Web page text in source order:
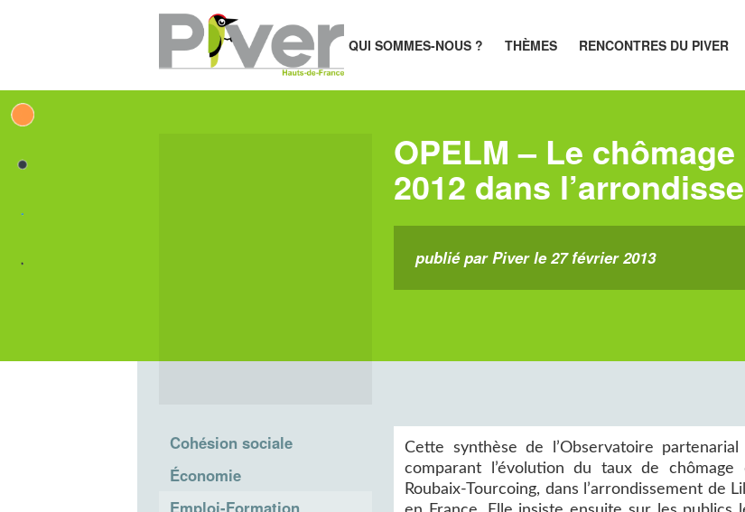
QUI SOMMES-NOUS ? THÈMES RENCONTRES DU PIVER
OPELM – Le
2012 dans
publié par Piver le 27 février 2013
Cohésion sociale
Économie
Emploi-Formation
Cette synthèse de l’Observatoire
comparant l’évolution du taux de
Roubaix-Tourcoing, dans l’arrondissement de